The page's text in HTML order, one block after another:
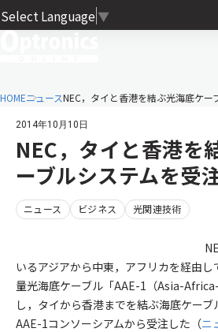
Select Language ▼
HOMEニュースNEC，タイと香港を結ぶ光海底ケー
2014年10月10日
NEC，タイと香港を
ーブルシステムを受
ニュース ビジネス 光関連技術
いるアジアから中東，アフリカを経由
量光海底ケーブル「AAE-1（Asia-
し，タイから香港までを結ぶ海底ケー
AAE-1コンソーシアムから受注した（ニ